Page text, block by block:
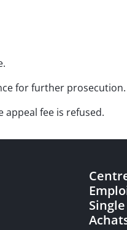
for further prosecution.
fee is refused.